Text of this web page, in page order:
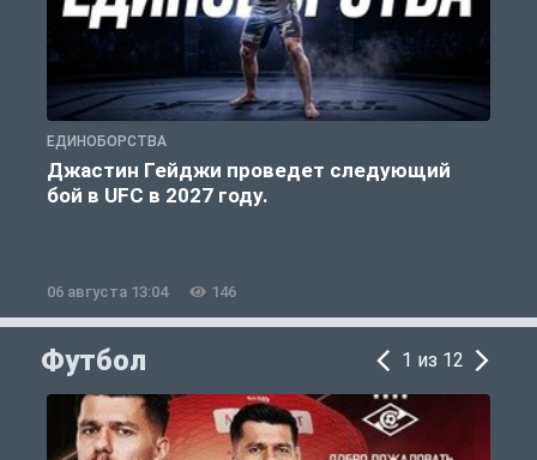
ЕДИНОБОРСТВА
Джастин Гейджи проведет следующий
бой в UFC в 2027 году.
06 августа 13:04 146
Футбол 1 из 12